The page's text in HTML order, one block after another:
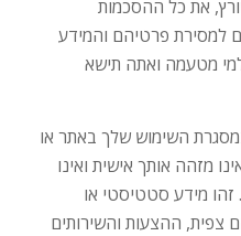
את כל ההסכמות
למסירת פרטיהם והמידע
מטעמה ואתה תישא
השימוש שלך באתר או
מזהה אותך אישית ואינו
מידע סטטיסטי או
ההצעות והשירותים